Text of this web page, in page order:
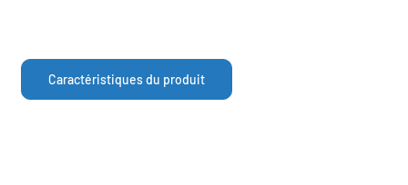
Caractéristiques du produit